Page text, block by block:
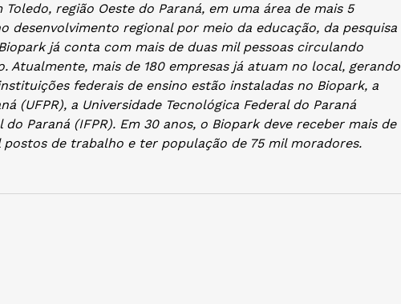
região Oeste do Paraná, em uma área de mais 5
desenvolvimento regional por meio da educação, da pesquisa
já conta com mais de duas mil pessoas circulando
Atualmente, mais de 180 empresas já atuam no local, gerando
federais de ensino estão instaladas no Biopark, a
(UFPR), a Universidade Tecnológica Federal do Paraná
Paraná (IFPR). Em 30 anos, o Biopark deve receber mais de
de trabalho e ter população de 75 mil moradores.